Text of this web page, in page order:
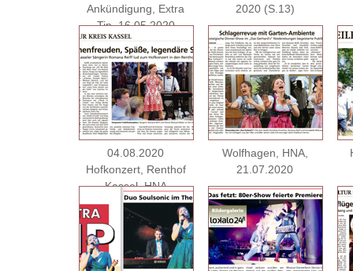
Ankündigung, Extra
Tip, 16.05.2020
2020 (S.13)
04.08.2020
Hofkonzert, Renthof
Kassel, HNA
04.08.2020
Wolfhagen, HNA,
21.07.2020